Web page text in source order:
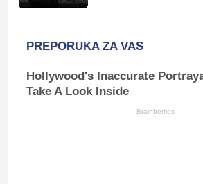
PREPORUKA ZA VAS
Hollywood's Inaccurate
Take A Look Inside
Brainberries